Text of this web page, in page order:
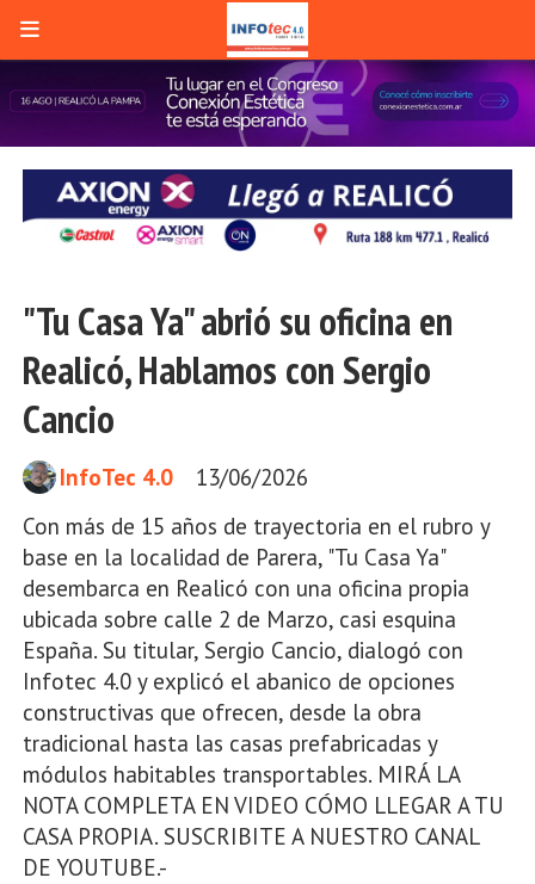
"Tu Casa Ya" abrió su oficina en
Realicó, Hablamos con Sergio
Cancio
Con más de 15 años de trayectoria en el rubro y
base en la localidad de Parera, "Tu Casa Ya"
desembarca en Realicó con una oficina propia
ubicada sobre calle 2 de Marzo, casi esquina
España. Su titular, Sergio Cancio, dialogó con
Infotec 4.0 y explicó el abanico de opciones
constructivas que ofrecen, desde la obra
tradicional hasta las casas prefabricadas y
módulos habitables transportables. MIRÁ LA
NOTA COMPLETA EN VIDEO CÓMO LLEGAR A TU
CASA PROPIA. SUSCRIBITE A NUESTRO CANAL
DE YOUTUBE.-
13/06/2026
InfoTec 4.0